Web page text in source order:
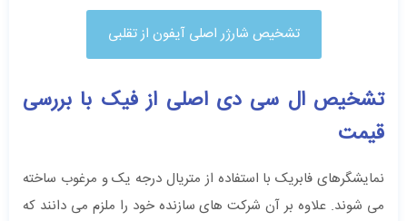
تشخیص شارژر اصلی آیفون از تقلبی
تشخیص ال‌ سی ‌‌دی اصلی از فیک با بررسی
قیمت
نمایشگرهای فابریک با استفاده از متریال درجه یک و مرغوب ساخته
می‌ شوند. علاوه بر آن شرکت ‌های سازنده خود را ملزم می ‌دانند که